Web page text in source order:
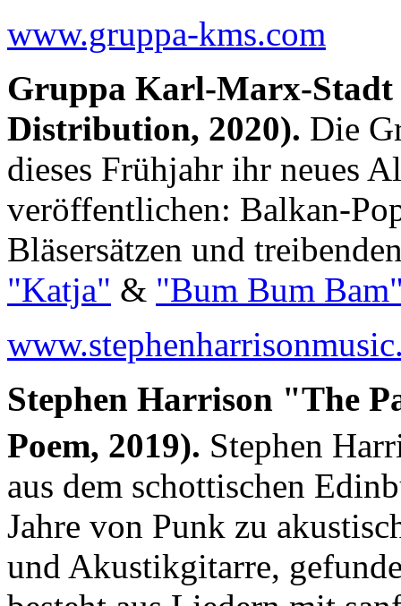
www.gruppa-kms.com
Gruppa Karl-Marx-
Distribution, 2020). Die
dieses Frühjahr ihr neues
veröffentlichen: Balkan-
Bläsersätzen und
"Katja" & "Bum Bum
Stephen Harrison "The
Poem, 2019). Stephen
aus dem schottischen
Jahre von Punk zu
und Akustikgitarre,